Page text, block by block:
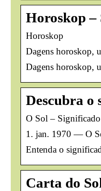
Horoskop –
Horoskop
Dagens horoskop,
Dagens horoskop,
Descubra
O Sol –
1. jan. 1970 — O
Entenda o
Carta do